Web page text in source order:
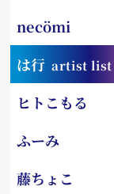
necömi
は行 artist list
ヒトこもる
ふーみ
藤ちょこ